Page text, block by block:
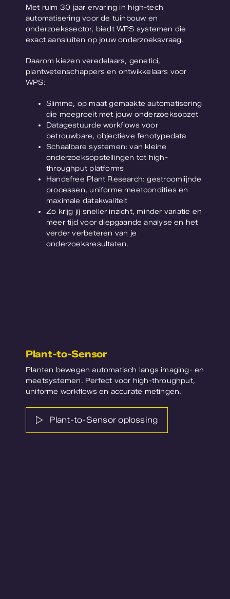
Met ruim 30 jaar ervaring in high-tech
automatisering voor de tuinbouw en
onderzoekssector, biedt WPS systemen die
exact aansluiten op jouw onderzoeksvraag.
Daarom kiezen veredelaars, genetici,
plantwetenschappers en ontwikkelaars voor
WPS:
Slimme, op maat gemaakte automatisering
die meegroeit met jouw onderzoeksopzet
Datagestuurde workflows voor
betrouwbare, objectieve fenotypedata
Schaalbare systemen: van kleine
onderzoeksopstellingen tot high-
throughput platforms
Handsfree Plant Research: gestroomlijnde
processen, uniforme meetcondities en
maximale datakwaliteit
Zo krijg jij sneller inzicht, minder variatie en
meer tijd voor diepgaande analyse en het
verder verbeteren van je
onderzoeksresultaten.
Plant-to-Sensor
Planten bewegen automatisch langs imaging- en
meetsystemen. Perfect voor high-throughput,
uniforme workflowsen accurate metingen.
Plant-to-Sensor oplossing